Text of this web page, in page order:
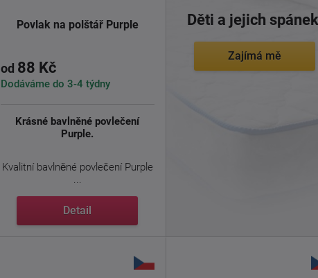
Povlak na polštář Purple
od 88 Kč
Dodáváme do 3-4 týdny
Krásné bavlněné povlečení
Purple.
Kvalitní bavlněné povlečení Purple
...
Detail
Děti a jejich
Zajímá mě